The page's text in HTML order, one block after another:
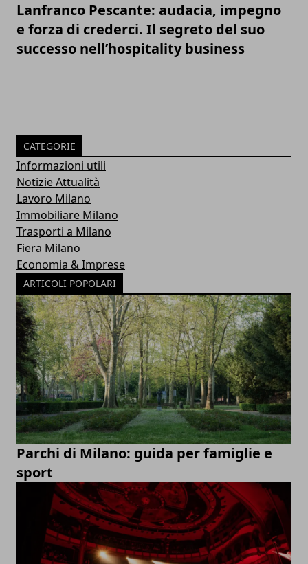
Lanfranco Pescante: audacia, impegno
e forza di crederci. Il segreto del suo
successo nell’hospitality business
CATEGORIE
Informazioni utili
Notizie Attualità
Lavoro Milano
Immobiliare Milano
Trasporti a Milano
Fiera Milano
Economia & Imprese
ARTICOLI POPOLARI
Parchi di Milano: guida per famiglie e
sport